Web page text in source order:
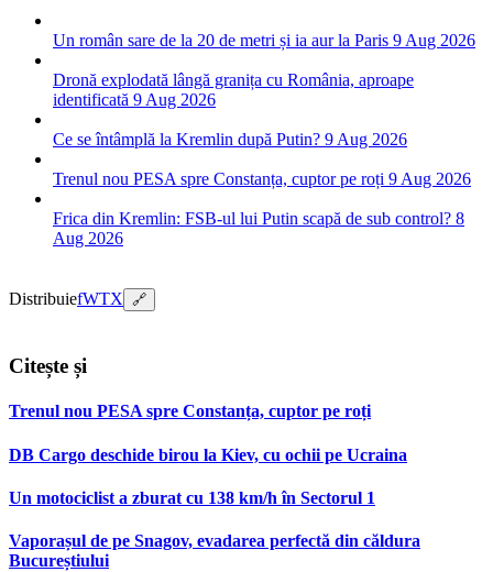
Un român sare de la 20 de metri și ia aur la Paris 9 Aug 2026
Dronă explodată lângă granița cu România, aproape
identificată 9 Aug 2026
Ce se întâmplă la Kremlin după Putin? 9 Aug 2026
Trenul nou PESA spre Constanța, cuptor pe roți 9 Aug 2026
Frica din Kremlin: FSB-ul lui Putin scapă de sub control? 8
Aug 2026
DistribuiefWTX 🔗
Citește și
Trenul nou PESA spre Constanța, cuptor pe roți
DB Cargo deschide birou la Kiev, cu ochii pe Ucraina
Un motociclist a zburat cu 138 km/h în Sectorul 1
Vaporașul de pe Snagov, evadarea perfectă din căldura
Bucureștiului